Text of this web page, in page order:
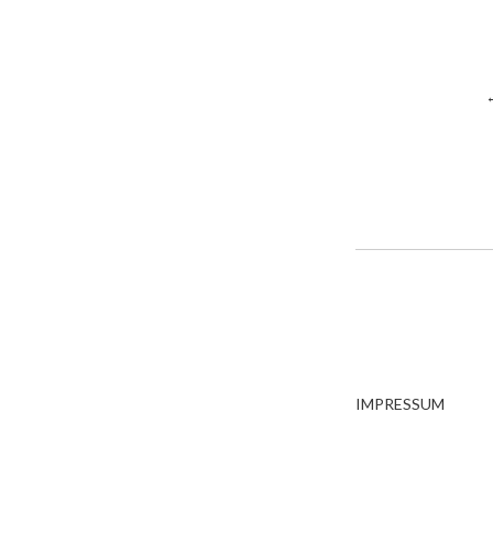
IMPRESSUM